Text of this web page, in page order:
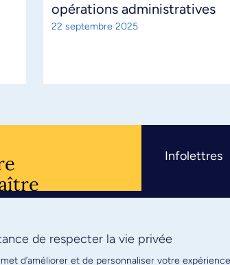
opérations administratives
22 septembre 2025
S'ABONNER
Infolettres
de respecter la vie privée
d’améliorer et de personnaliser votre